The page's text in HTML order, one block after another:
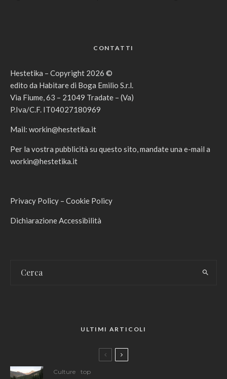
CONTATTI
Hestetika – Copyright 2026 ©
edito da Habitare di Boga Emilio S.r.l.
Via Fiume, 63 – 21049 Tradate – (Va)
P.Iva/C.F. IT04027180969
Mail: workin@hestetika.it
Per la vostra pubblicità su questo sito, mandate una e-mail a
workin@hestetika.it
Privacy Policy – Cookie Policy
Dichiarazione Accessibilità
ULTIMI ARTICOLI
Culture top